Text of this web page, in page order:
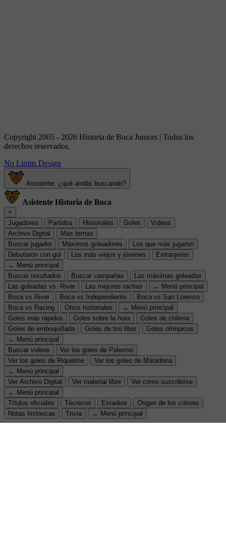
Copyright 2005 - 2026 Historia de Boca Juniors | Todos los
derechos reservados.
No Limits Design
Asistente: ¿qué andás buscando?
Asistente Historia de Boca
×
Jugadores
Partidos Historiales Goles
Videos
Archivo Digital
Más temas
Buscar jugador
Máximos goleadores
Los que más jugaron
Debutaron con gol
Los más viejos y jóvenes
Extranjeros
← Menú principal
Buscar resultados
Buscar campañas
Las máximas goleadas
Las goleadas vs. River
Las mejores rachas
← Menú principal
Boca vs River
Boca vs Independiente
Boca vs San Lorenzo
Boca vs Racing
Otros historiales
← Menú principal
Goles más rápidos
Goles sobre la hora
Goles de chilena
Goles de emboquillada
Goles de tiro libre
Goles olímpicos
← Menú principal
Buscar videos
Ver los goles de Palermo
Ver los goles de Riquelme
Ver los goles de Maradona
← Menú principal
Ver Archivo Digital
Ver material libre
Ver cómo suscribirse
← Menú principal
Títulos oficiales
Técnicos Estadios
Origen de los colores
Notas históricas
Trivia ← Menú principal